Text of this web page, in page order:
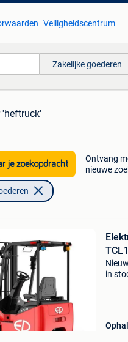
Veiligheidscentrum
Zakelijke goederen
'heftruck'
je zoekopdracht
Ontvang
nieuwe
in